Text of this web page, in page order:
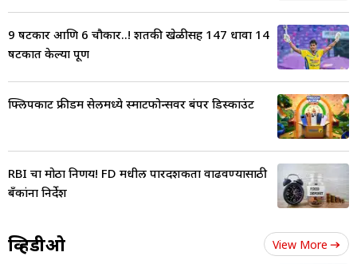
9 षटकार आणि 6 चौकार..! शतकी खेळीसह 147 धावा 14
षटकात केल्या पूर्ण
फ्लिपकार्ट फ्रीडम सेलमध्ये स्मार्टफोन्सवर बंपर डिस्काउंट
RBI चा मोठा निर्णय! FD मधील पारदर्शकता वाढवण्यासाठी
बँकांना निर्देश
व्हिडीओ View More